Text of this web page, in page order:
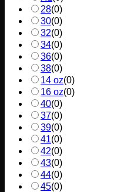
28(0)
30(0)
32(0)
34(0)
36(0)
38(0)
14 oz(0)
16 oz(0)
40(0)
37(0)
39(0)
41(0)
42(0)
43(0)
44(0)
45(0)